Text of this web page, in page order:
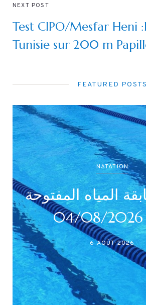
NEXT POST
Test CIPO/Mesfar Heni
Tunisie sur 200 m
FEATURED POSTS
NATATION
المياه المفتوحة
6 AOÛT 2026